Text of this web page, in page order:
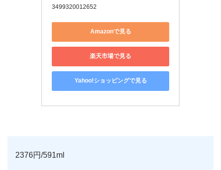
3499320012652
Amazonで見る
楽天市場で見る
Yahoo!ショッピングで見る
2376円/591ml